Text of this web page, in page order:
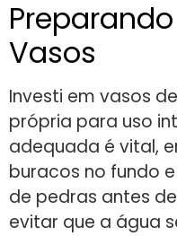
Vasos
Investi em vasos
própria para uso
adequada é vital,
buracos no fundo
de pedras antes
evitar que a água